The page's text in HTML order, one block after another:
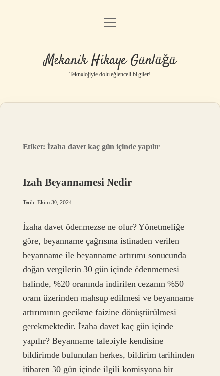
Anasayfa
Yasal Uyarı
menüyü
Mekanik Hikaye Günlüğü
Teknolojiyle dolu eğlenceli bilgiler!
Etiket:İzaha davet kaç gün içinde yapılır
Izah Beyannamesi Nedir
Tarih: Ekim 30, 2024
İzaha davet ödenmezse ne olur? Yönetmeliğe
göre, beyanname çağrısına istinaden verilen
beyanname ile beyanname artırımı sonucunda
doğan vergilerin 30 gün içinde ödenmemesi
halinde, %20 oranında indirilen cezanın %50
oranı üzerinden mahsup edilmesi ve beyanname
artırımının gecikme faizine dönüştürülmesi
gerekmektedir. İzaha davet kaç gün içinde
yapılır? Beyanname talebiyle kendisine
bildirimde bulunulan herkes, bildirim tarihinden
itibaren 30 gün içinde ilgili komisyona bir